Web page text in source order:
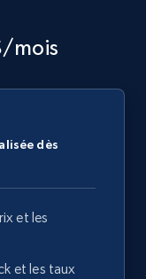
mois
dès
et les
et les taux